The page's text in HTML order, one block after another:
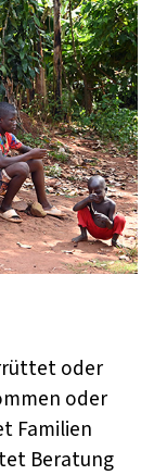
oder
oder
Familien
Beratung